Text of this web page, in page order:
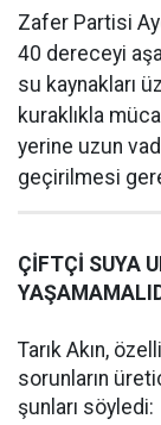
Zafer Partisi
40 dereceyi
su kaynakları
kuraklıkla
yerine uzun
geçirilmesi
ÇİFTÇİ SUYA
Tarık Akın,
sorunların
şunları söyledi: